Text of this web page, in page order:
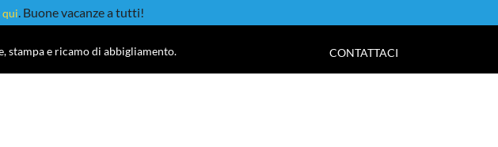
qui. Buone vacanze a tutti!
stampa e ricamo di abbigliamento. CONTATTACI